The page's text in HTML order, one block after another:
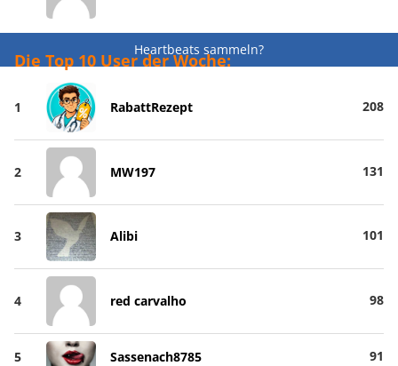
Heartbeats sammeln?
Die Top 10 User der Woche:
1 RabattRezept 208
2 MW197 131
3 Alibi 101
4 red carvalho 98
5 Sassenach8785 91